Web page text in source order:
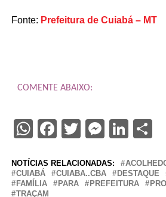
Fonte: Prefeitura de Cuiabá – MT
COMENTE ABAIXO:
WhatsApp
Facebook
Twitter
NOTÍCIAS RELACIONADAS:
CUIABÁ
CUIABA..CBA DESTAQUE
FAMÍLIA
PARA PREFEITURA
TRAÇAM